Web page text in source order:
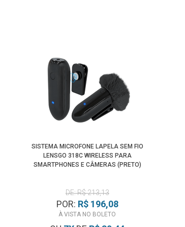
SISTEMA MICROFONE LAPELA SEM FIO
LENSGO 318C WIRELESS PARA
SMARTPHONES E CÂMERAS (PRETO)
DE: R$ 213,13
POR: R$ 196,08
À VISTA NO BOLETO